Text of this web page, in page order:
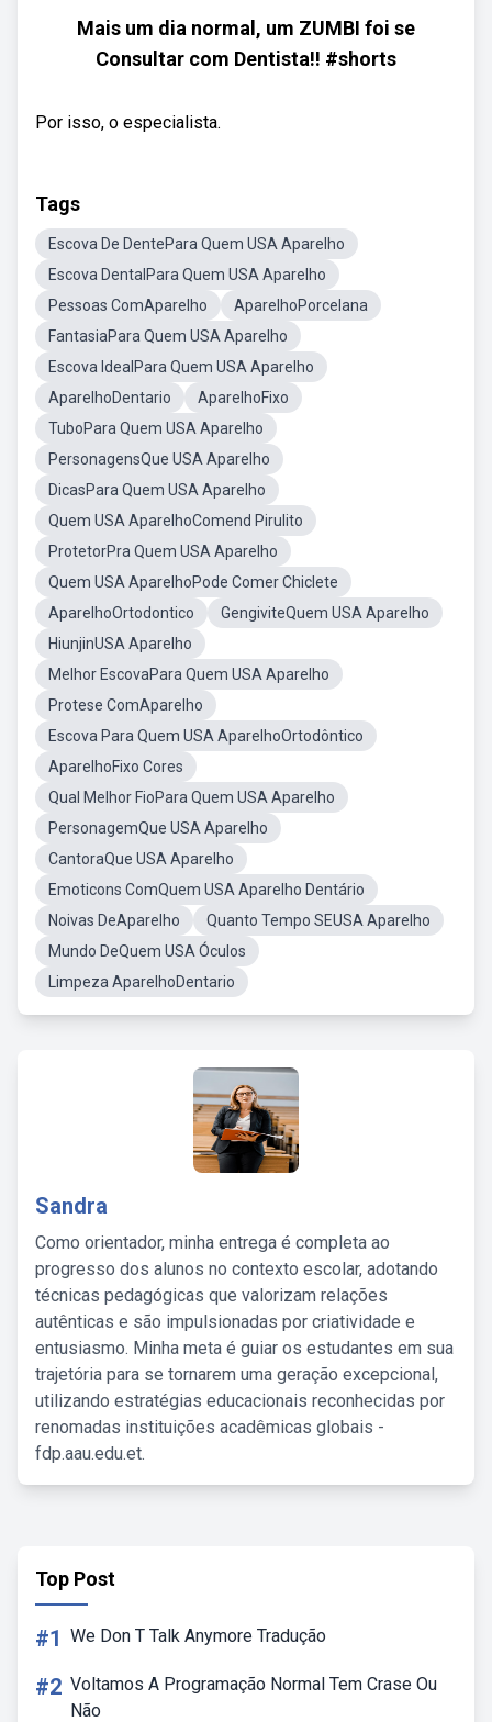
Mais um dia normal, um ZUMBI foi se
Consultar com Dentista!! #shorts
Por isso, o especialista.
Tags
Escova De DentePara Quem USA Aparelho
Escova DentalPara Quem USA Aparelho
Pessoas ComAparelho
AparelhoPorcelana
FantasiaPara Quem USA Aparelho
Escova IdealPara Quem USA Aparelho
AparelhoDentario
AparelhoFixo
TuboPara Quem USA Aparelho
PersonagensQue USA Aparelho
DicasPara Quem USA Aparelho
Quem USA AparelhoComend Pirulito
ProtetorPra Quem USA Aparelho
Quem USA AparelhoPode Comer Chiclete
AparelhoOrtodontico
GengiviteQuem USA Aparelho
HiunjinUSA Aparelho
Melhor EscovaPara Quem USA Aparelho
Protese ComAparelho
Escova Para Quem USA AparelhoOrtodôntico
AparelhoFixo Cores
Qual Melhor FioPara Quem USA Aparelho
PersonagemQue USA Aparelho
CantoraQue USA Aparelho
Emoticons ComQuem USA Aparelho Dentário
Noivas DeAparelho
Quanto Tempo SEUSA Aparelho
Mundo DeQuem USA Óculos
Limpeza AparelhoDentario
Sandra
Como orientador, minha entrega é completa ao
progresso dos alunos no contexto escolar, adotando
técnicas pedagógicas que valorizam relações
autênticas e são impulsionadas por criatividade e
entusiasmo. Minha meta é guiar os estudantes em sua
trajetória para se tornarem uma geração excepcional,
utilizando estratégias educacionais reconhecidas por
renomadas instituições acadêmicas globais -
fdp.aau.edu.et.
Top Post
#1 We Don T Talk Anymore Tradução
#2 Voltamos A Programação Normal Tem Crase Ou
Não